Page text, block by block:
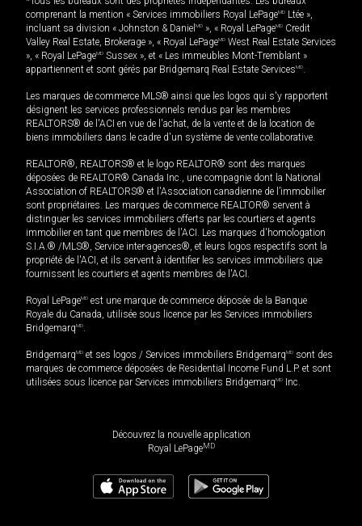
comprenant la mention « Services immobiliers Royal LePageMD Ltée »,
incluant sa division « Johnston & Daniel MD », « Royal LePageMD Credit
Valley Real Estate, Brokerage », « Royal LePageMD West Real Estate Services
», « Royal LePageMD Sussex », et « Les immeubles Mont-Tremblant »
appartiennent et sont gérés par Bridgemarq Real Estate ServicesMD.
Les marques de commerce MLS® ainsi que les logos qui s'y rapportent
désignent les services professionnels rendus par les membres
REALTORS® de l'ACI en vue de l'achat, de la vente et de la location de
biens immobiliers dans le cadre d'un système de vente collaborative.
REALTOR®, REALTORS® et le logo REALTOR® sont des marques
déposées de REALTOR® Canada Inc., une compagnie dont la National
Association of REALTORS® et l'Association canadienne de l’immobilier
sont propriétaires. Les marques de commerce REALTOR® servent à
distinguer les services immobiliers offerts par les courtiers et agents
immobilier en tant que membres de l'ACI. Les marques d'homologation
S.I.A.® /MLS®, Service inter-agences®, et leurs logos respectifs sont la
propriété de l'ACI, et ils servent à identifier les services immobiliers que
fournissent les courtiers et agents membres de l'ACI.
Royal LePageMD est une marque de commerce déposée de la Banque
Royale du Canada, utilisée sous licence par les Services immobiliers
BridgemarqMD.
BridgemarqMD et ses logos / Services immobiliers BridgemarqMD sont des
marques de commerce déposées de Residential Income Fund L.P. et sont
utilisées sous licence par Services immobiliers BridgemarqMD Inc.
Découvrez la nouvelle application
Royal LePageMD